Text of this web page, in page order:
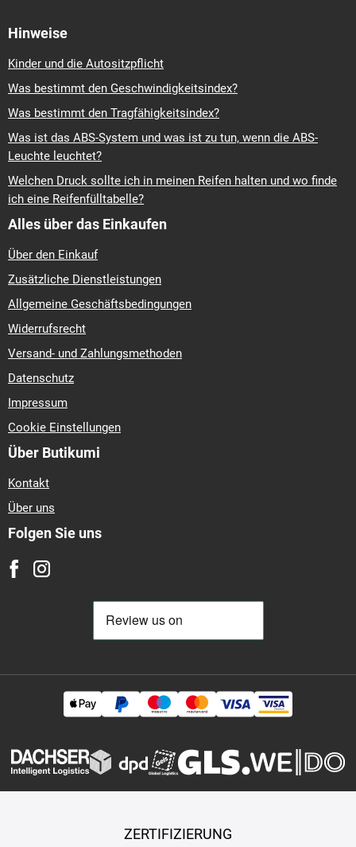
Hinweise
Kinder und die Autositzpflicht
Was bestimmt den Geschwindigkeitsindex?
Was bestimmt den Tragfähigkeitsindex?
Was ist das ABS-System und was ist zu tun, wenn die ABS-
Leuchte leuchtet?
Welchen Druck sollte ich in meinen Reifen halten und wo finde
ich eine Reifenfülltabelle?
Alles über das Einkaufen
Über den Einkauf
Zusätzliche Dienstleistungen
Allgemeine Geschäftsbedingungen
Widerrufsrecht
Versand- und Zahlungsmethoden
Datenschutz
Impressum
Cookie Einstellungen
Über Butikumi
Kontakt
Über uns
Folgen Sie uns
ZERTIFIZIERUNG